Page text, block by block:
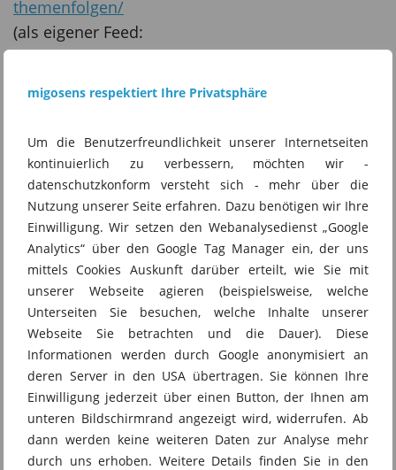
migosens respektiert Ihre Privatsphäre
Um die Benutzerfreundlichkeit unserer Internetseiten
kontinuierlich zu verbessern, möchten wir -
datenschutzkonform versteht sich - mehr über die
Nutzung unserer Seite erfahren. Dazu benötigen wir Ihre
Einwilligung. Wir setzen den Webanalysedienst „Google
Analytics“ über den Google Tag Manager ein, der uns
mittels Cookies Auskunft darüber erteilt, wie Sie mit
unserer Webseite agieren (beispielsweise, welche
Unterseiten Sie besuchen, welche Inhalte unserer
Webseite Sie betrachten und die Dauer). Diese
Informationen werden durch Google anonymisiert an
deren Server in den USA übertragen. Sie können Ihre
Einwilligung jederzeit über einen Button, der Ihnen am
unteren Bildschirmrand angezeigt wird, widerrufen. Ab
dann werden keine weiteren Daten zur Analyse mehr
durch uns erhoben. Weitere Details finden Sie in den
themenfolgen/
(als eigener Feed:
https://migosens.de/show/tf/feed/ddt/)
https://www.instagram.com/datenschutztalk_pod
cast/
Folge hier kommentieren:
https://migosens.de/bgh-zur-videouberwachung-
bei-mietern-datenschutz-news-kw-25-2024
TeamDatenschutz #TeamInfoSec #DSTalk
Das könnte Sie auch
interessieren